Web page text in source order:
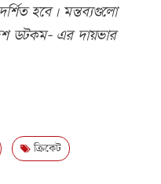
হবে। মন্তব্যগুলো
ডটকম- এর দায়ভার
ক্রিকেট